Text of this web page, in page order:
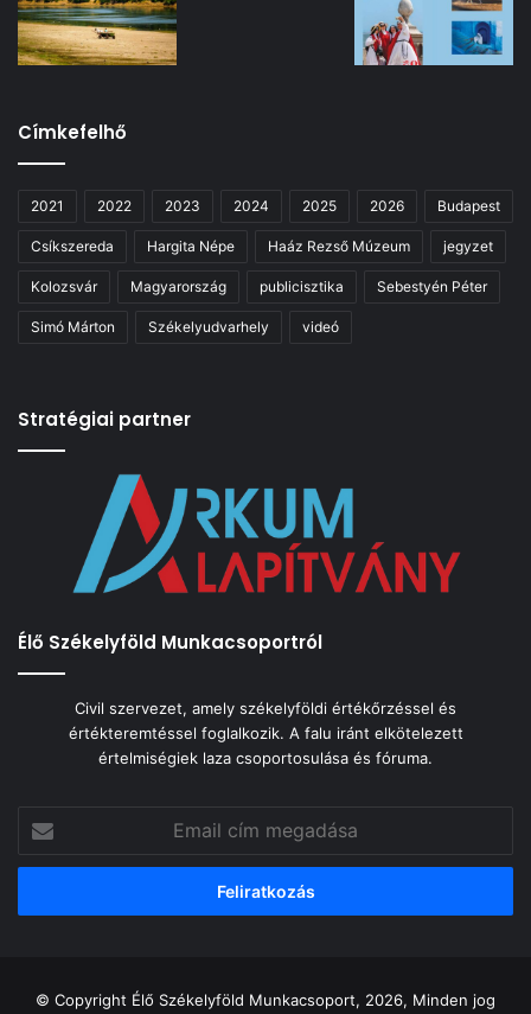
Címkefelhő
2021 2022 2023 2024 2025 2026 Budapest
Csíkszereda Hargita Népe Haáz Rezső Múzeum jegyzet
Kolozsvár Magyarország publicisztika Sebestyén Péter
Simó Márton Székelyudvarhely videó
Stratégiai partner
Élő Székelyföld Munkacsoportról
Civil szervezet, amely székelyföldi értékőrzéssel és
értékteremtéssel foglalkozik. A falu iránt elkötelezett
értelmiségiek laza csoportosulása és fóruma.
cím
megadása
© Copyright Élő Székelyföld Munkacsoport, 2026, Minden jog